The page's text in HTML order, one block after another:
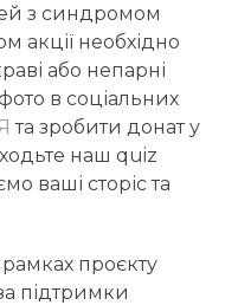
з синдромом
акції необхідно
або непарні
в соціальних
та зробити донат у
наш quiz
ваші сторіс та
рамках проєкту
підтримки